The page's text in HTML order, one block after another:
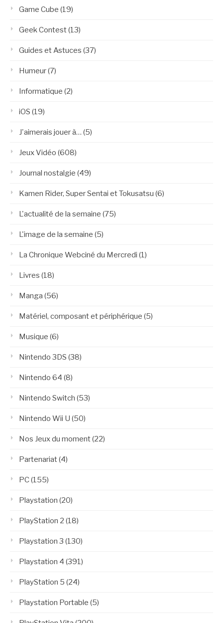
Game Cube (19)
Geek Contest(13)
Guides et Astuces (37)
Humeur(7)
Informatique (2)
iOS (19)
J'aimerais jouer à… (5)
Jeux Vidéo (608)
Journal nostalgie (49)
Kamen Rider, Super Sentai et Tokusatsu (6)
L'actualité de la semaine (75)
L'image de la semaine (5)
La Chronique Webciné du Mercredi (1)
Livres (18)
Manga (56)
Matériel, composant et périphérique (5)
Musique (6)
Nintendo 3DS (38)
Nintendo 64 (8)
Nintendo Switch (53)
Nintendo Wii U (50)
Nos Jeux du moment(22)
Partenariat(4)
PC(155)
Playstation (20)
PlayStation 2 (18)
Playstation 3 (130)
Playstation 4 (391)
PlayStation 5 (24)
Playstation Portable (5)